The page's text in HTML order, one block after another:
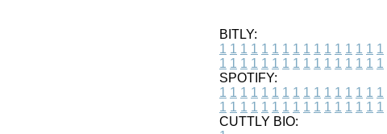
BITLY:
1 1 1 1 1 1 1 1 1 1 1 1 1 1 1 1
1 1 1 1 1 1 1 1 1 1 1 1 1 1 1 1
SPOTIFY:
1 1 1 1 1 1 1 1 1 1 1 1 1 1 1 1
1 1 1 1 1 1 1 1 1 1 1 1 1 1 1 1
CUTTLY BIO: